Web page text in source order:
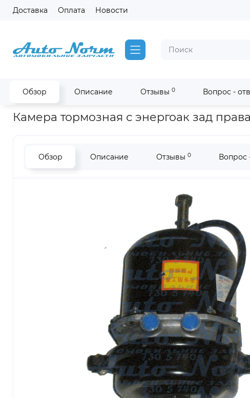
Доставка Оплата Новости
Обзор Описание Отзывы 0 Вопрос -
Главная Камера тормозная с энергоак задняя прав Higer 6118,
Камера тормозная с энергоак зад
Обзор Описание Отзывы 0 Вопрос